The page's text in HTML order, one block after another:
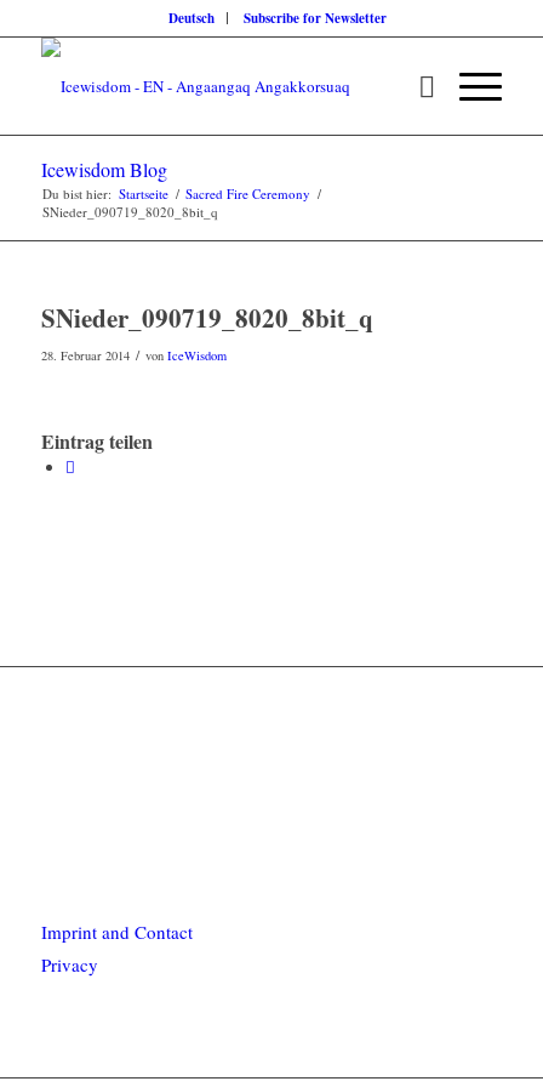
Deutsch Subscribe for Newsletter
Icewisdom Blog
Du bist hier: Startseite / Sacred Fire Ceremony /
SNieder_090719_8020_8bit_q
SNieder_090719_8020_8bit_q
28. Februar 2014 / von IceWisdom
Eintrag teilen
Imprint and Contact
Privacy